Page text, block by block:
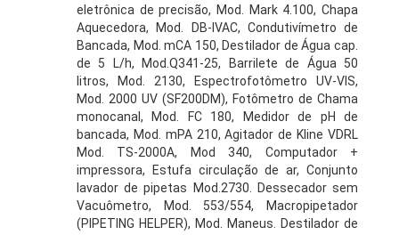
eletrônica de precisão, Mod. Mark 4.100, Chapa
Aquecedora, Mod. DB-IVAC, Condutivímetro de
Bancada, Mod. mCA 150, Destilador de Água cap.
de 5 L/h, Mod.Q341-25, Barrilete de Água 50
litros, Mod. 2130, Espectrofotômetro UV-VIS,
Mod. 2000 UV (SF200DM), Fotômetro de Chama
monocanal, Mod. FC 180, Medidor de pH de
bancada, Mod. mPA 210, Agitador de Kline VDRL
Mod. TS-2000A, Mod 340, Computador +
impressora, Estufa circulação de ar, Conjunto
lavador de pipetas Mod.2730. Dessecador sem
Vacuômetro, Mod. 553/554, Macropipetador
(PIPETING HELPER), Mod. Maneus. Destilador de